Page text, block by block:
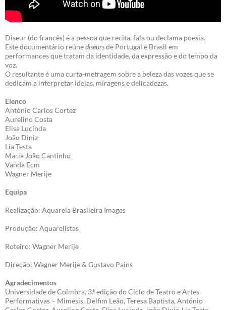
Diseur (do francês) é a pessoa que recita, fala ou declama poesia.
Este documentário reúnediseursde Portugal e Brasil em
performances que tratam da identidade, da expressão e do tempo da
voz.
O resultante é uma curta-metragem sobre a beleza das vozes que se
dedicam a interpretar ideias, miragens e delicadezas.
Elenco
António Carlos Cortez
Aurelino Costa
Elisa Lucinda
João Diniz
Lia Testa
Maria João Cantinho
Vanda Ecm
Wagner Merije
Equipa
Realização: Aquarela Brasileira Images
Produção: Aquarelistas
Roteiro: Wagner Merije
Direção: Wagner Merije & Gustavo Pains
Agradecimentos
Universidade de Coimbra, 3.ª edição do Ciclo de Teatro e Artes
Performativas – Mimesis, Delfim Leão, Teresa Baptista, António